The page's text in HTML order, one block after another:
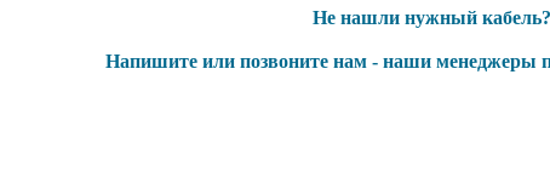
Не нашли нужный кабель?
Напишите или позвоните нам - наши менеджеры